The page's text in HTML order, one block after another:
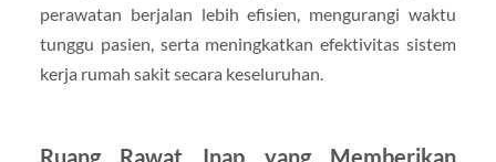
perawatan berjalan lebih efisien, mengurangi waktu
tunggu pasien, serta meningkatkan efektivitas sistem
kerja rumah sakit secara keseluruhan.
Ruang Rawat Inap yang Memberikan